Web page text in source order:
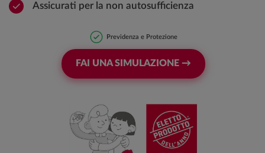
Assicurati per la non autosufficienza
Previdenza e Protezione
FAI UNA SIMULAZIONE →